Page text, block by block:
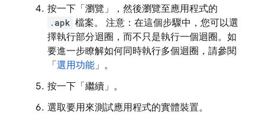
按一下「瀏覽」
，然後瀏覽至應用程式的
.apk 檔案。 注意：在這個步驟中，您可以選
擇執行部分迴圈，而不只是執行一個迴圈。如
要進一步瞭解如何同時執行多個迴圈，請參閱
「 選用功能」。
按一下「繼續」 。
選取要用來測試應用程式的實體裝置。